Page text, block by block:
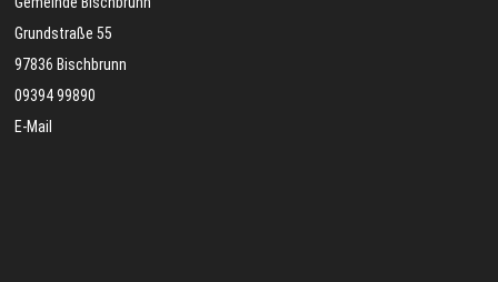
Grundstraße 55
97836 Bischbrunn
09394 99890
E-Mail